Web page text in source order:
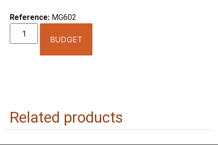
Reference: MG602
BUDGET
Related products